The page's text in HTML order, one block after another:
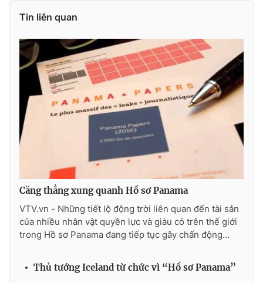
Email: toasoan@vtv.vn
Liên hệ quảng cáo:024-7300.7108
® Cấm sao chép dưới mọi hình thức nếu không có sự chấp
thuận bằng văn bản. Ghi rõ nguồn VTV.vn khi phát hành lại
thông tin từ website này.
Tin liên quan
Căng thẳng xung quanh Hồ sơ Panama
VTV.vn - Những tiết lộ động trời liên quan đến tài sản
của nhiều nhân vật quyền lực và giàu có trên thế giới
trong Hồ sơ Panama đang tiếp tục gây chấn động...
Thủ tướng Iceland từ chức vì “Hồ sơ Panama”